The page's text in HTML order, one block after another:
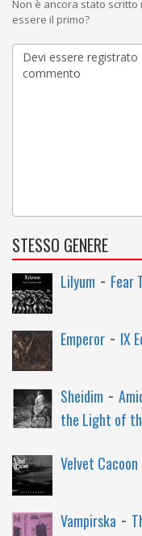
Non è ancora stato
essere il primo?
STESSO GENERE
Lilyum - Fear
Emperor - IX
Sheidim -
the Light of
Velvet Cacoon
Vampirska -